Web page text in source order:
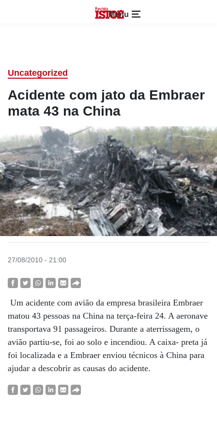
Menu
Uncategorized
Acidente com jato da Embraer
mata 43 na China
27/08/2010 - 21:00
Um acidente com avião da empresa brasileira Embraer
matou 43 pessoas na China na terça-feira 24. A aeronave
transportava 91 passageiros. Durante a aterrissagem, o
avião partiu-se, foi ao solo e incendiou. A caixa- preta já
foi localizada e a Embraer enviou técnicos à China para
ajudar a descobrir as causas do acidente.